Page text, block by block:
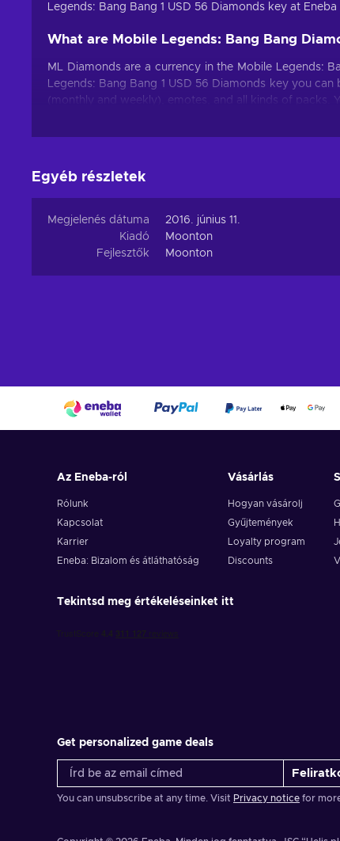
Legends: Bang Bang 1 USD 56 Diamonds key at
What are Mobile Legends: Bang Bang
ML Diamonds are a currency in the Mobile Legends:
Legends: Bang Bang 1 USD 56 Diamonds key you
(monthly and weekly), emotes, and all kinds of packs.
as the most practical and valuable resource in this
Buying Heroes;
Buying Skins;
Egyéb részletek
Megjelenés dátuma
2016. június 11.
Kiadó
Moonton
Fejlesztők
Moonton
Az Eneba-ról
Rólunk
Kapcsolat
Karrier
Eneba: Bizalom és átláthatóság
Vásárlás
Hogyan vásárolj
Gyűjtemények
Loyalty program
Discounts
Tekintsd meg értékeléseinket itt
Get personalized game deals
You can unsubscribe at any time. Visit Privacy notice for